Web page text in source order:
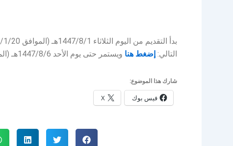
التالي: إضغط هنا ويستمر حتى يوم الأحد 1447/8/6هـ (الموافق 2026/1/25م).
شارك هذا الموضوع:
فيس بوك X